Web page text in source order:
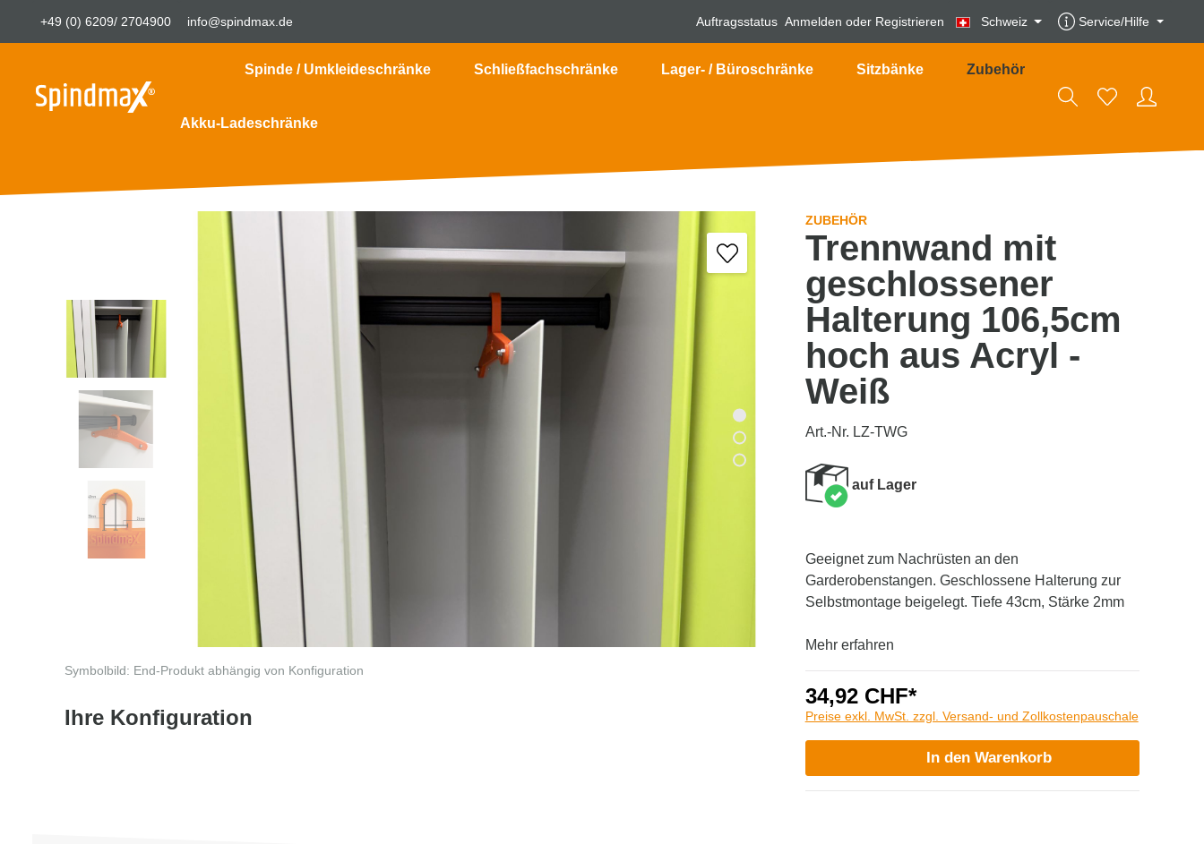
+49 (0) 6209/ 2704900 info@spindmax.de Auftragsstatus Anmelden oder Registrieren Schweiz Service/Hilfe
Spinde / Umkleideschränke Schließfachschränke Lager- / Büroschränke Sitzbänke Zubehör
Akku-Ladeschränke
Symbolbild: End-Produkt abhängig von Konfiguration
Ihre Konfiguration
ZUBEHÖR
Trennwand mit
geschlossener
Halterung 106,5cm
hoch aus Acryl -
Weiß
Art.-Nr. LZ-TWG
auf Lager
Geeignet zum Nachrüsten an den
Garderobenstangen. Geschlossene Halterung zur
Selbstmontage beigelegt. Tiefe 43cm, Stärke 2mm
Mehr erfahren
34,92 CHF*
Preise exkl. MwSt. zzgl. Versand- und Zollkostenpauschale
In den Warenkorb